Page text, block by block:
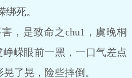
绑死。
是致命之chu1，虞晚桐
嵘眼前一黑，一口气差点
晃了晃，险些摔倒。